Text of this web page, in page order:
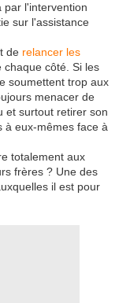
par l'intervention
sur l'assistance
de relancer les
chaque côté. Si les
soumettent trop aux
menacer de
et surtout retirer son
à eux-mêmes face à
totalement aux
frères ? Une des
il est pour